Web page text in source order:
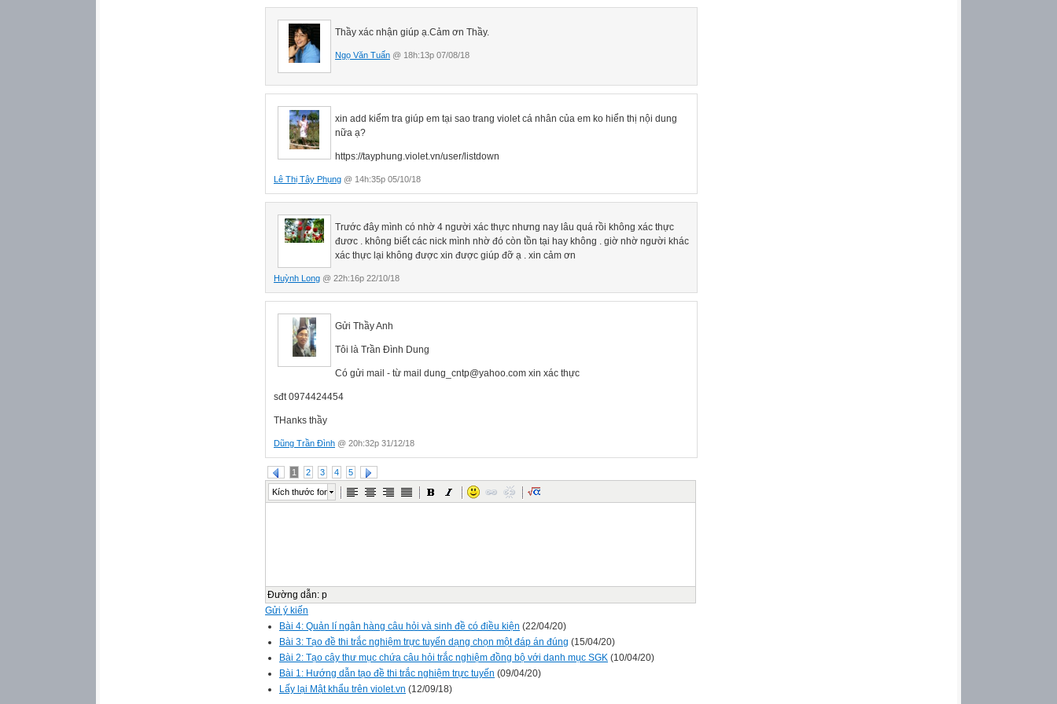
Thầy xác nhận giúp ạ.Cảm ơn Thầy.
Ngọ Văn Tuấn @ 18h:13p 07/08/18
xin add kiểm tra giúp em tại sao trang violet cá nhân của em ko hiển thị nội dung
nữa ạ?
https://tayphung.violet.vn/user/listdown
Lê Thị Tây Phụng @ 14h:35p 05/10/18
Trước đây mình có nhờ 4 người xác thực nhưng nay lâu quá rồi không xác thực
đươc . không biết các nick mình nhờ đó còn tồn tại hay không . giờ nhờ người khác
xác thực lại không được xin được giúp đỡ ạ . xin cảm ơn
Huỳnh Long @ 22h:16p 22/10/18
Gửi Thầy Anh
Tôi là Trần Đình Dung
Có gửi mail - từ mail dung_cntp@yahoo.com xin xác thực
sđt 0974424454
THanks thầy
Dũng Trần Đình @ 20h:32p 31/12/18
1 2 3 4 5
Kích thước font
Đường dẫn: p
Gửi ý kiến
Bài 4: Quản lí ngân hàng câu hỏi và sinh đề có điều kiện (22/04/20)
Bài 3: Tạo đề thi trắc nghiệm trực tuyến dạng chọn một đáp án đúng (15/04/20)
Bài 2: Tạo cây thư mục chứa câu hỏi trắc nghiệm đồng bộ với danh mục SGK (10/04/20)
Bài 1: Hướng dẫn tạo đề thi trắc nghiệm trực tuyến (09/04/20)
Lấy lại Mật khẩu trên violet.vn (12/09/18)